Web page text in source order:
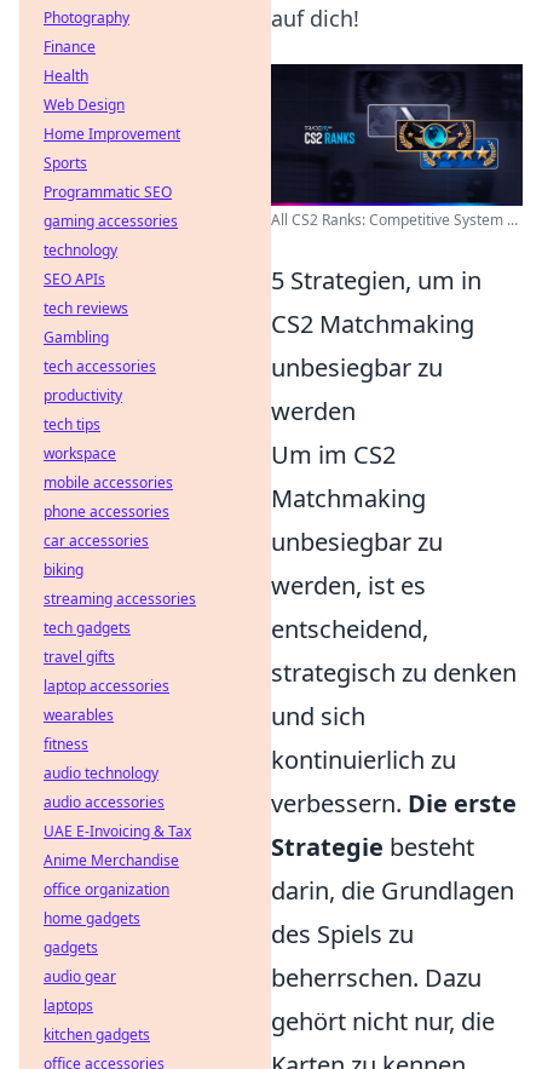
auf dich!
All CS2 Ranks: Competitive System ...
5 Strategien, um in
CS2 Matchmaking
unbesiegbar zu
werden
Um im CS2
Matchmaking
unbesiegbar zu
werden, ist es
entscheidend,
strategisch zu denken
und sich
kontinuierlich zu
verbessern. Die erste
Strategie besteht
darin, die Grundlagen
des Spiels zu
beherrschen. Dazu
gehört nicht nur, die
Photography
Finance
Health
Web Design
Home Improvement
Sports
Programmatic SEO
gaming accessories
technology
SEO APIs
tech reviews
Gambling
tech accessories
productivity
tech tips
workspace
mobile accessories
phone accessories
car accessories
biking
streaming accessories
tech gadgets
travel gifts
laptop accessories
wearables
fitness
audio technology
audio accessories
UAE E-Invoicing & Tax
Anime Merchandise
office organization
home gadgets
gadgets
audio gear
laptops
kitchen gadgets
office accessories